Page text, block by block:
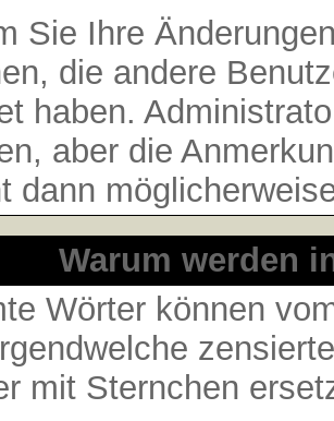
Sie Ihre
die andere
haben.
aber die
dann
Warum werden
Wörter können
mit Sternchen